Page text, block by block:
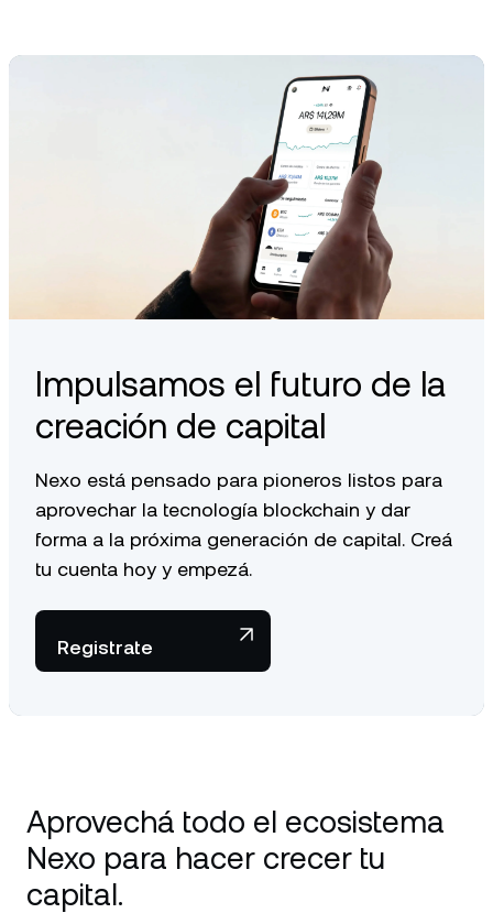
Impulsamos el futuro de la
creación de capital
Nexo está pensado para pioneros listos para
aprovechar la tecnología blockchain y dar
forma a la próxima generación de capital. Creá
tu cuenta hoy y empezá.
Registrate
Aprovechá todo el ecosistema
Nexo para hacer crecer tu
capital.